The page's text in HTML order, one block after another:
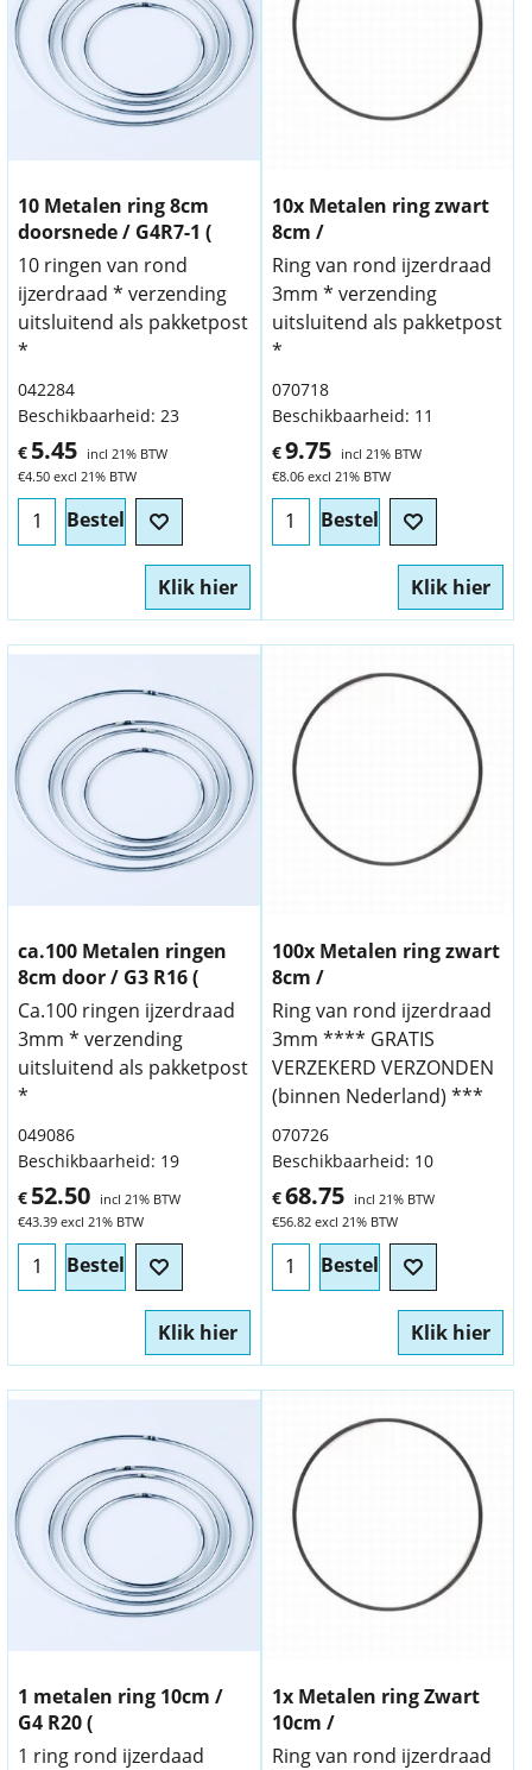
10 Metalen ring 8cm
doorsnede / G4R7-1 (
10 ringen van rond
ijzerdraad * verzending
uitsluitend als pakketpost
*
€ 5.45 incl 21% BTW
€4.50 excl 21% BTW
042284
Beschikbaarheid: 23
Bestel
Klik hier
10x Metalen ring zwart
8cm /
Ring van rond ijzerdraad
3mm * verzending
uitsluitend als pakketpost
*
€9.75
incl 21% BTW
€8.06 excl 21% BTW
070718
Beschikbaarheid: 11
Bestel
Klik hier
ca.100 Metalen ringen
8cm door / G3 R16 (
Ca.100 ringen ijzerdraad
3mm * verzending
uitsluitend als pakketpost
*
€ 52.50 incl 21% BTW
€43.39 excl 21% BTW
049086
Beschikbaarheid: 19
Bestel
Klik hier
100x Metalen ring zwart
8cm /
Ring van rond ijzerdraad
3mm **** GRATIS
VERZEKERD VERZONDEN
(binnen Nederland) ***
€68.75
incl 21% BTW
€56.82 excl 21% BTW
070726
Beschikbaarheid: 10
Bestel
Klik hier
1 metalen ring 10cm /
G4 R20 (
1 ring rond ijzerdaad
1x Metalen ring Zwart
10cm /
Ring van rond ijzerdraad